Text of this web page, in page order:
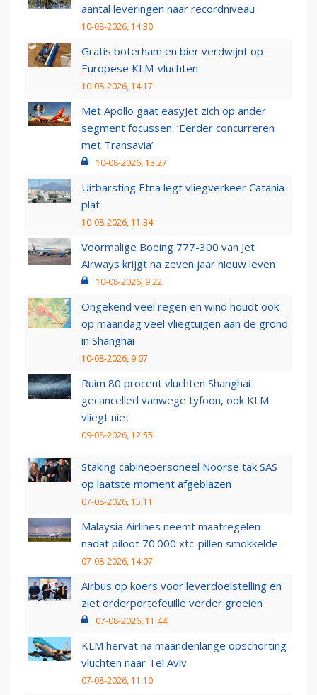
aantal leveringen naar recordniveau
10-08-2026, 14:30
Gratis boterham en bier verdwijnt op
Europese KLM-vluchten
10-08-2026, 14:17
Met Apollo gaat easyJet zich op ander
segment focussen: ‘Eerder concurreren
met Transavia’
10-08-2026, 13:27
Uitbarsting Etna legt vliegverkeer Catania
plat
10-08-2026, 11:34
Voormalige Boeing 777-300 van Jet
Airways krijgt na zeven jaar nieuw leven
10-08-2026, 9:22
Ongekend veel regen en wind houdt ook
op maandag veel vliegtuigen aan de grond
in Shanghai
10-08-2026, 9:07
Ruim 80 procent vluchten Shanghai
gecancelled vanwege tyfoon, ook KLM
vliegt niet
09-08-2026, 12:55
Staking cabinepersoneel Noorse tak SAS
op laatste moment afgeblazen
07-08-2026, 15:11
Malaysia Airlines neemt maatregelen
nadat piloot 70.000 xtc-pillen smokkelde
07-08-2026, 14:07
Airbus op koers voor leverdoelstelling en
ziet orderportefeuille verder groeien
07-08-2026, 11:44
KLM hervat na maandenlange opschorting
vluchten naar Tel Aviv
07-08-2026, 11:10